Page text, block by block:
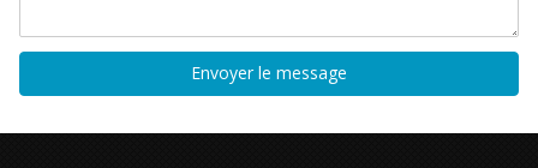
Envoyer le message